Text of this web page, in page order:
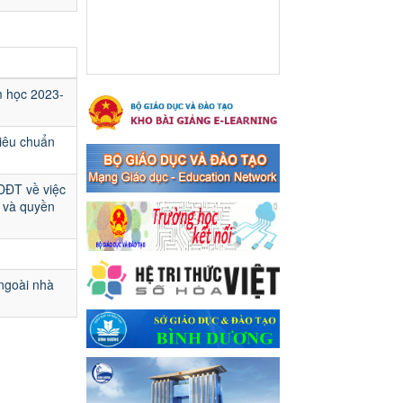
học 2023-
chuẩn
về việc
quyền
nhà
hoàn toàn miền năm -
thống nhất đất nước
(30/4/1975-30/4/2024) và
Quốc tế lao động 01/5
Thông báo về việc treo Quốc
kỳ và nghỉ lễ kỉ niệm 49 năm
ngày Giải phóng hoàn toàn
miền năm - thống nhất đất
nước (30/4/1975-30/4/2024)
và Quốc tế lao động 01/5
Ngày ban hành: 24/04/2024
Kế hoạch phổ biến. giáo
dục pháp luật năm 2024 của
ngành Giáo dục và Đào tạo
thị xã Bến Cát
Kế hoạch phổ biến. giáo dục